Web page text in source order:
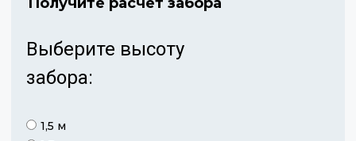
Выберите высоту
забора:
1,5 м